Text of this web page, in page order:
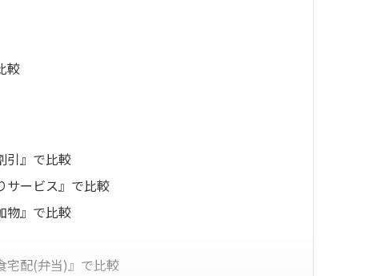
較
引』で比較
サービス』で比較
物』で比較
宅配(弁当)』で比較